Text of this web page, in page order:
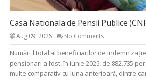
Casa Nationala de Pensii Publice
Aug 09, 2026 No Comments
Numărul total al beneficiarilor de
pensionari a fost, în iunie 2026, de 882.735
multe comparativ cu luna anterioară, dintre